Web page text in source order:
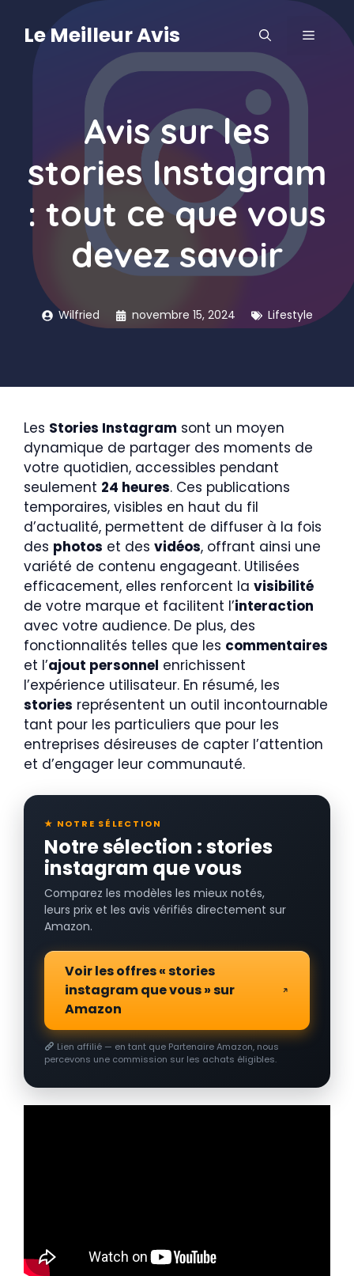
contenu
Le Meilleur Avis MENU
Avis sur les
stories Instagram
: tout ce que vous
devez savoir
Wilfried novembre 15, 2024 Lifestyle
Les Stories Instagram sont un moyen
dynamique de partager des moments de
votre quotidien, accessibles pendant
seulement 24 heures. Ces publications
temporaires, visibles en haut du fil
d’actualité, permettent de diffuser à la fois
des photos et des vidéos, offrant ainsi une
variété de contenu engageant. Utilisées
efficacement, elles renforcent la visibilité
de votre marque et facilitent l’interaction
avec votre audience. De plus, des
fonctionnalités telles que les commentaires
et l’ajout personnel enrichissent
l’expérience utilisateur. En résumé, les
stories représentent un outil incontournable
tant pour les particuliers que pour les
entreprises désireuses de capter l’attention
et d’engager leur communauté.
★ NOTRE SÉLECTION
Notre sélection : stories
instagram que vous
Comparez les modèles les mieux notés,
leurs prix et les avis vérifiés directement sur
Amazon.
Voir les offres « stories
instagram que vous » sur
Amazon
Lien affilié — en tant que Partenaire Amazon, nous
percevons une commission sur les achats éligibles.